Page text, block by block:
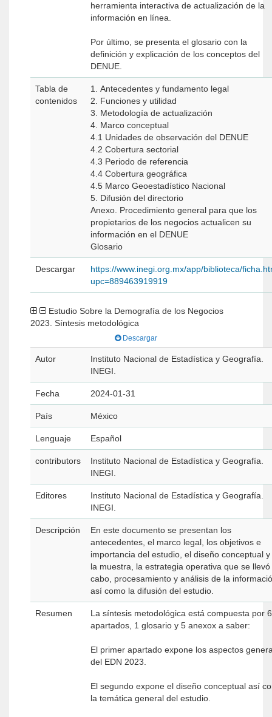
herramienta interactiva de actualización de la
información en línea.
Por último, se presenta el glosario con la
definición y explicación de los conceptos del
DENUE.
Tabla de
contenidos
1. Antecedentes y fundamento legal
2. Funciones y utilidad
3. Metodología de actualización
4. Marco conceptual
4.1 Unidades de observación del DENUE
4.2 Cobertura sectorial
4.3 Periodo de referencia
4.4 Cobertura geográfica
4.5 Marco Geoestadístico Nacional
5. Difusión del directorio
Anexo. Procedimiento general para que los
propietarios de los negocios actualicen su
información en el DENUE
Glosario
Descargar
https://www.inegi.org.mx/app/biblioteca/
upc=889463919919
2023. Síntesis metodológica
Descargar
Autor
Instituto Nacional de Estadística y Geografía.
INEGI.
Fecha 2024-01-31
País México
Lenguaje Español
contributors
Instituto Nacional de Estadística y Geografía.
INEGI.
Editores
Instituto Nacional de Estadística y Geografía.
INEGI.
Descripción
En este documento se presentan los
antecedentes, el marco legal, los objetivos e
importancia del estudio, el diseño conceptual y
la muestra, la estrategia operativa que se llevó
cabo, procesamiento y análisis de la
así como la difusión del estudio.
Resumen
La síntesis metodológica está compuesta por 6
apartados, 1 glosario y 5 anexox a saber:
El primer apartado expone los aspectos
del EDN 2023.
El segundo expone el diseño conceptual así
la temática general del estudio.